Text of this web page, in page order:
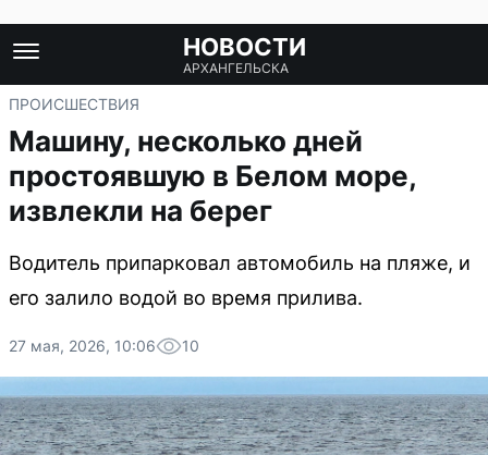
НОВОСТИ
АРХАНГЕЛЬСКА
ПРОИСШЕСТВИЯ
Машину, несколько дней
простоявшую в Белом море,
извлекли на берег
Водитель припарковал автомобиль на пляже, и
его залило водой во время прилива.
27 мая, 2026, 10:06 10